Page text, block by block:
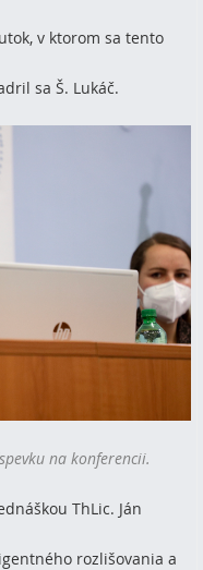
v ktorom sa tento
sa Š. Lukáč.
na konferencii.
ThLic. Ján
rozlišovania a